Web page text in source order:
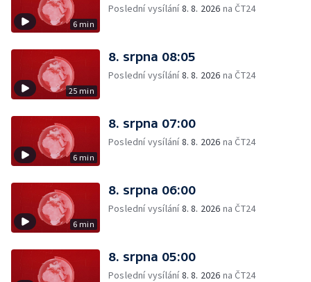
6 min
Poslední vysílání8. 8. 2026 na ČT24
25 min
8. srpna 08:05
Poslední vysílání8. 8. 2026 na ČT24
6 min
8. srpna 07:00
Poslední vysílání8. 8. 2026 na ČT24
6 min
8. srpna 06:00
Poslední vysílání8. 8. 2026 na ČT24
8. srpna 05:00
Poslední vysílání8. 8. 2026 na ČT24